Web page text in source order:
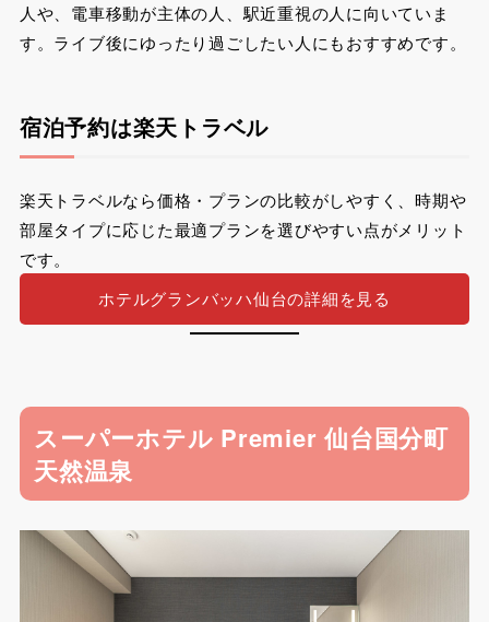
人や、電車移動が主体の人、駅近重視の人に向いていま
す。ライブ後にゆったり過ごしたい人にもおすすめです。
宿泊予約は楽天トラベル
楽天トラベルなら価格・プランの比較がしやすく、時期や
部屋タイプに応じた最適プランを選びやすい点がメリット
です。
ホテルグランバッハ仙台の詳細を見る
スーパーホテル Premier 仙台国分町
天然温泉